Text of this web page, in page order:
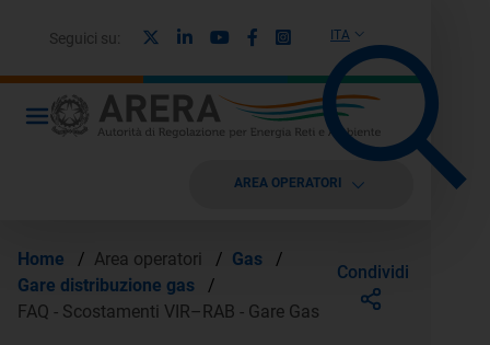
ITA
Seguici su: LinkedinYoutubeFacebook
Instagram
AREA OPERATORI
Home / Area operatori / Gas
/
Gare distribuzione gas
/
FAQ - Scostamenti VIR–RAB - Gare Gas
Condividi